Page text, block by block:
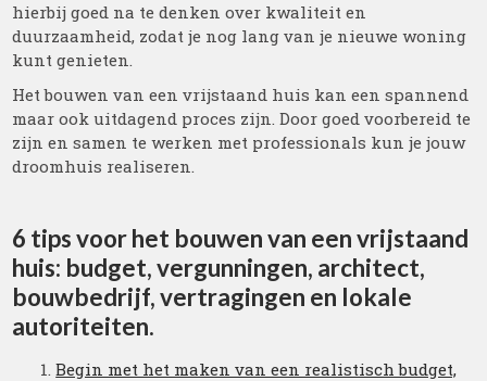
hierbij goed na te denken over kwaliteit en
duurzaamheid, zodat je nog lang van je nieuwe woning
kunt genieten.
Het bouwen van een vrijstaand huis kan een spannend
maar ook uitdagend proces zijn. Door goed voorbereid te
zijn en samen te werken met professionals kun je jouw
droomhuis realiseren.
6 tips voor het bouwen van een vrijstaand
huis: budget, vergunningen, architect,
bouwbedrijf, vertragingen en lokale
autoriteiten.
Begin met het maken van een realistisch budget,